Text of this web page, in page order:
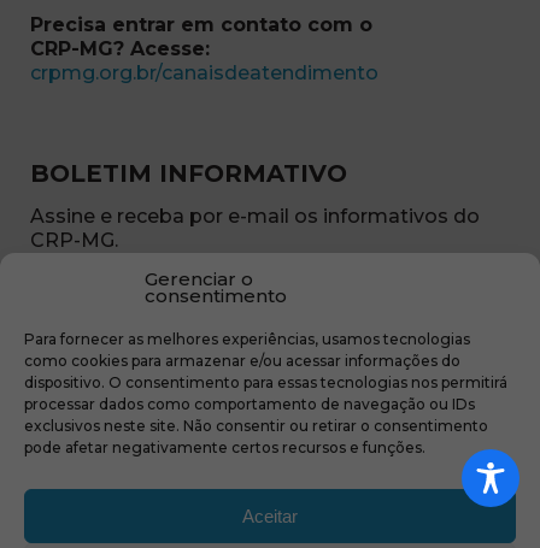
Gerenciar o
consentimento
Para fornecer as melhores experiências, usamos tecnologias
como cookies para armazenar e/ou acessar informações do
dispositivo. O consentimento para essas tecnologias nos permitirá
processar dados como comportamento de navegação ou IDs
exclusivos neste site. Não consentir ou retirar o consentimento
pode afetar negativamente certos recursos e funções.
Aceitar
Precisa entrar em contato com o
CRP-MG? Acesse:
crpmg.org.br/canaisdeatendimento
BOLETIM INFORMATIVO
Assine e receba por e-mail os informativos do
CRP-MG.
E-
mail
(obrigatório)
Sub
região